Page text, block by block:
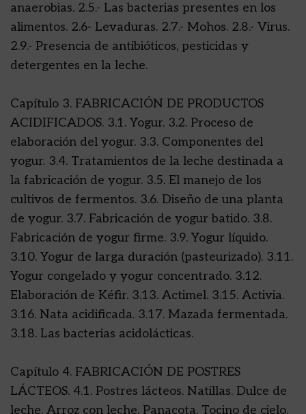
anaerobias. 2.5.- Las bacterias presentes en los
alimentos. 2.6- Levaduras. 2.7.- Mohos. 2.8.- Virus.
2.9.- Presencia de antibióticos, pesticidas y
detergentes en la leche.
Capítulo 3. FABRICACIÓN DE PRODUCTOS
ACIDIFICADOS. 3.1. Yogur. 3.2. Proceso de
elaboración del yogur. 3.3. Componentes del
yogur. 3.4. Tratamientos de la leche destinada a
la fabricación de yogur. 3.5. El manejo de los
cultivos de fermentos. 3.6. Diseño de una planta
de yogur. 3.7. Fabricación de yogur batido. 3.8.
Fabricación de yogur firme. 3.9. Yogur líquido.
3.10. Yogur de larga duración (pasteurizado). 3.11.
Yogur congelado y yogur concentrado. 3.12.
Elaboración de Kéfir. 3.13. Actimel. 3.15. Activia.
3.16. Nata acidificada. 3.17. Mazada fermentada.
3.18. Las bacterias acidolácticas.
Capítulo 4. FABRICACIÓN DE POSTRES
LÁCTEOS. 4.1. Postres lácteos. Natillas. Dulce de
leche. Arroz con leche. Panacota. Tocino de cielo.